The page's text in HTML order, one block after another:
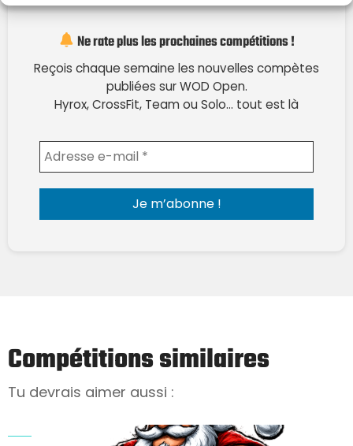
Ne rate plus les prochaines compétitions !
Reçois chaque semaine les nouvelles compètes
publiées sur WOD Open.
Hyrox, CrossFit, Team ou Solo… tout est là
Compétitions similaires
Tu devrais aimer aussi :